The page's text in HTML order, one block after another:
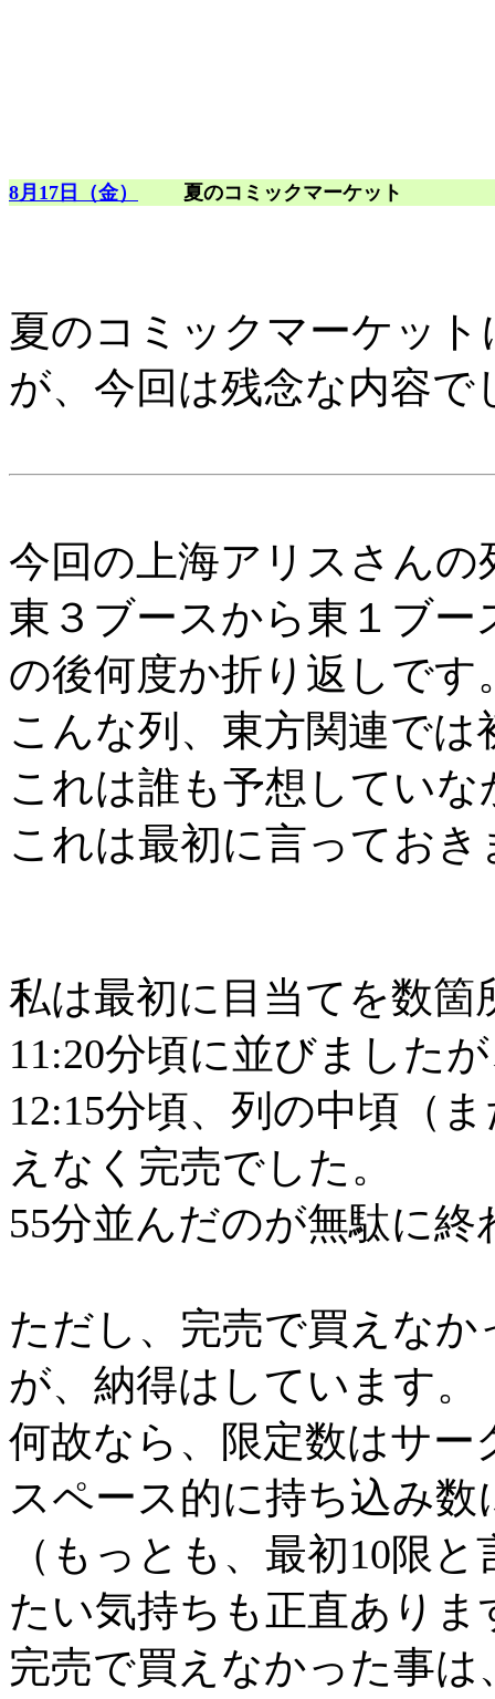
8月17日（金） 夏のコミックマーケット
夏のコミックマーケッ
が、今回は残念な内容で
今回の上海アリスさん
東３ブースから東１ブ
の後何度か折り返しです
こんな列、東方関連で
これは誰も予想してい
これは最初に言っておき
私は最初に目当てを数
11:20分頃に並びました
12:15分頃、列の中頃（
えなく完売でした。
55分並んだのが無駄に
ただし、完売で買えな
が、納得はしています。
何故なら、限定数はサ
スペース的に持ち込み
（もっとも、最初10限
たい気持ちも正直ありま
完売で買えなかった事